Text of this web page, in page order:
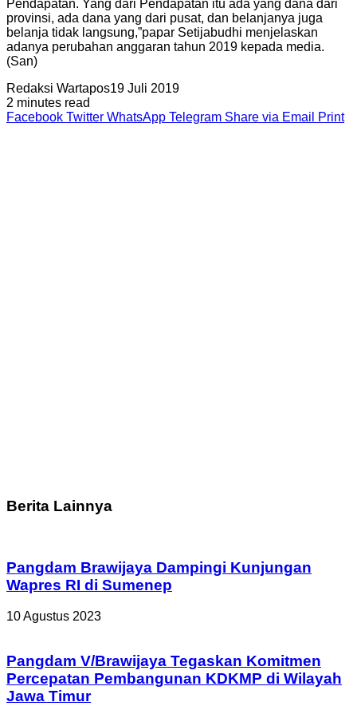
Pendapatan. Yang dari Pendapatan itu ada yang dana dari
provinsi, ada dana yang dari pusat, dan belanjanya juga
belanja tidak langsung,”papar Setijabudhi menjelaskan
adanya perubahan anggaran tahun 2019 kepada media.
(San)
Redaksi Wartapos19 Juli 2019
2 minutes read
Facebook Twitter WhatsApp Telegram Share via Email Print
Berita Lainnya
Pangdam Brawijaya Dampingi Kunjungan
Wapres RI di Sumenep
10 Agustus 2023
Pangdam V/Brawijaya Tegaskan Komitmen
Percepatan Pembangunan KDKMP di Wilayah
Jawa Timur